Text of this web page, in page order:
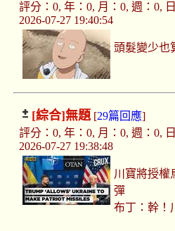
評分：0, 年：0, 月：0, 週：0,
2026-07-27 19:40:54
頭髮變少也
[綜合]無題[29篇回應]
評分：0, 年：0, 月：0, 週：0,
2026-07-27 19:38:48
川寶將授權
彈
布丁：幹！